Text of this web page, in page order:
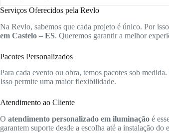
Serviços Oferecidos pela Revlo
Na Revlo, sabemos que cada projeto é único. Por
em Castelo – ES. Queremos garantir a melhor
Pacotes Personalizados
Para cada evento ou obra, temos pacotes sob
Isso permite uma maior flexibilidade.
Atendimento ao Cliente
O atendimento personalizado em iluminação é
garantem suporte desde a escolha até a instalação do